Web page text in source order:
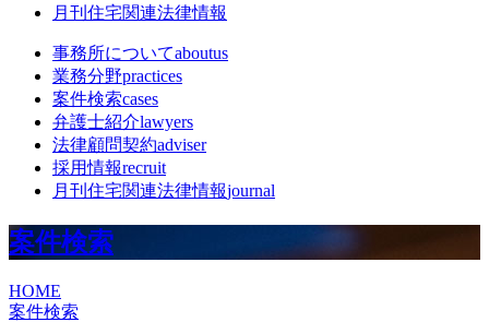
月刊住宅関連法律情報
事務所についてaboutus
業務分野practices
案件検索cases
弁護士紹介lawyers
法律顧問契約adviser
採用情報recruit
月刊住宅関連法律情報journal
案件検索
HOME
案件検索